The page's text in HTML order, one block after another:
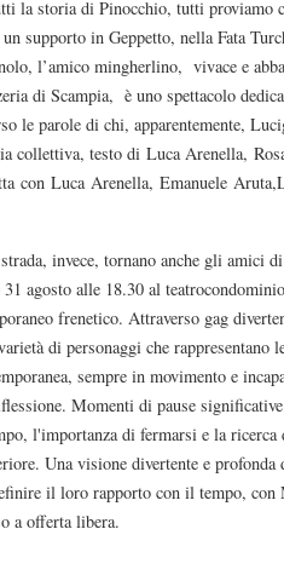
la storia di Pinocchio, tutti proviamo
supporto in Geppetto, nella Fata
l’amico mingherlino, vivace e
di Scampia, è uno spettacolo
le parole di chi, apparentemente,
collettiva, testo di Luca Arenella,
con Luca Arenella, Emanuele
invece, tornano anche gli amici
agosto alle 18.30 al
frenetico. Attraverso gag
di personaggi che
sempre in movimento e
Momenti di pause
l'importanza di fermarsi e la
Una visione divertente e profonda
il loro rapporto con il tempo,
a offerta libera.